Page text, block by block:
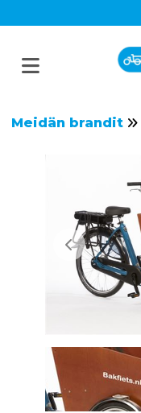
Meidän brandit